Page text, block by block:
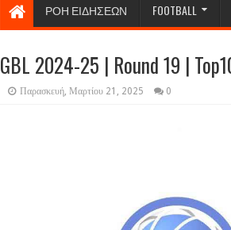
ΡΟΗ ΕΙΔΗΣΕΩΝ FOOTBALL
GBL 2024-25 | Round 19 |
Παρασκευή, Μαρτίου 21, 2025 0